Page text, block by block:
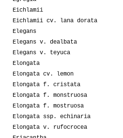
Eichlamii
Eichlamii cv. lana dorata
Elegans
Elegans v. dealbata
Elegans v. teyuca
Elongata
Elongata cv. lemon
Elongata f. cristata
Elongata f. monstruosa
Elongata f. mostruosa
Elongata ssp. echinaria
Elongata v. rufocrocea